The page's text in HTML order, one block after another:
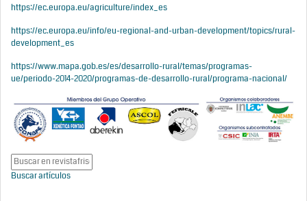
https://ec.europa.eu/agriculture/index_es
https://ec.europa.eu/info/eu-regional-and-urban-development/topics/rural-
development_es
https://www.mapa.gob.es/es/desarrollo-rural/temas/programas-
ue/periodo-2014-2020/programas-de-desarrollo-rural/programa-nacional/
Buscar artículos